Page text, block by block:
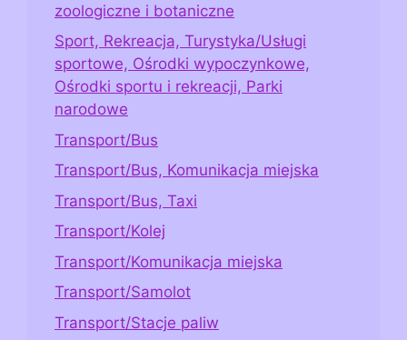
zoologiczne i botaniczne
Sport, Rekreacja, Turystyka/Usługi
sportowe, Ośrodki wypoczynkowe,
Ośrodki sportu i rekreacji, Parki
narodowe
Transport/Bus
Transport/Bus, Komunikacja miejska
Transport/Bus, Taxi
Transport/Kolej
Transport/Komunikacja miejska
Transport/Samolot
Transport/Stacje paliw